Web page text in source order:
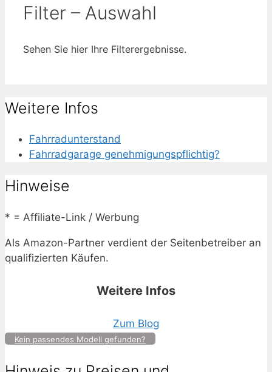
Filter – Auswahl
Sehen Sie hier Ihre Filterergebnisse.
Weitere Infos
Fahrradunterstand
Fahrradgarage genehmigungspflichtig?
Hinweise
* = Affiliate-Link / Werbung
Als Amazon-Partner verdient der Seitenbetreiber an
qualifizierten Käufen.
Weitere Infos
Zum Blog
Kein passendes Modell gefunden?